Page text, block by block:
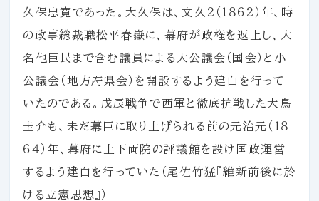
久保忠寛であった。大久保は、文久２（１８６２）年、時
の政事総裁職松平春嶽に、幕府が政権を返上し、大
名他臣民まで含む議員による大公議会（国会）と小
公議会（地方府県会）を開設するよう建白を行って
いたのである。戊辰戦争で西軍と徹底抗戦した大鳥
圭介も、未だ幕臣に取り上げられる前の元治元（１８
６４）年、幕府に上下両院の評議館を設け国政運営
するよう建白を行っていた（尾佐竹猛『維新前後に於
ける立憲思想』）